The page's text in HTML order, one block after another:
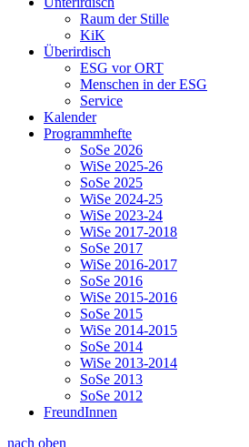
Raum der Stille
KiK
Überirdisch
ESG vor ORT
Menschen in der ESG
Service
Kalender
Programmhefte
SoSe 2026
WiSe 2025-26
SoSe 2025
WiSe 2024-25
WiSe 2023-24
WiSe 2017-2018
SoSe 2017
WiSe 2016-2017
SoSe 2016
WiSe 2015-2016
SoSe 2015
WiSe 2014-2015
SoSe 2014
WiSe 2013-2014
SoSe 2013
SoSe 2012
FreundInnen
nach oben